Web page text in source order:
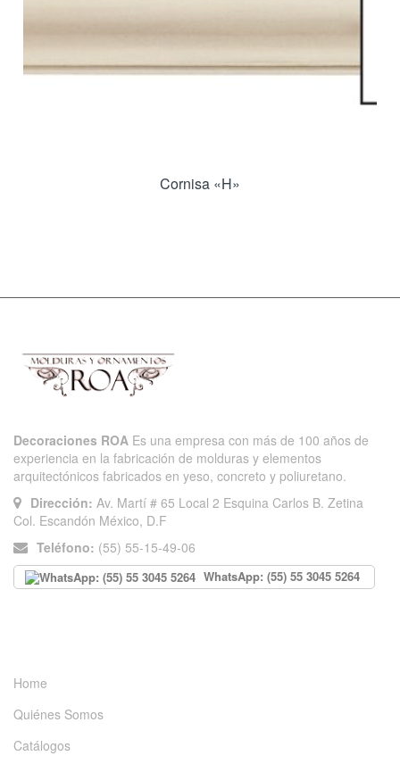
Cornisa «H»
Decoraciones ROA Es una empresa con más de 100 años de
experiencia en la fabricación de molduras y elementos
arquitectónicos fabricados en yeso, concreto y poliuretano.
Dirección: Av. Martí # 65 Local 2 Esquina Carlos B. Zetina
Col. Escandón México, D.F
Teléfono: (55) 55-15-49-06
WhatsApp: (55) 55 3045 5264
Home
Quiénes Somos
Catálogos